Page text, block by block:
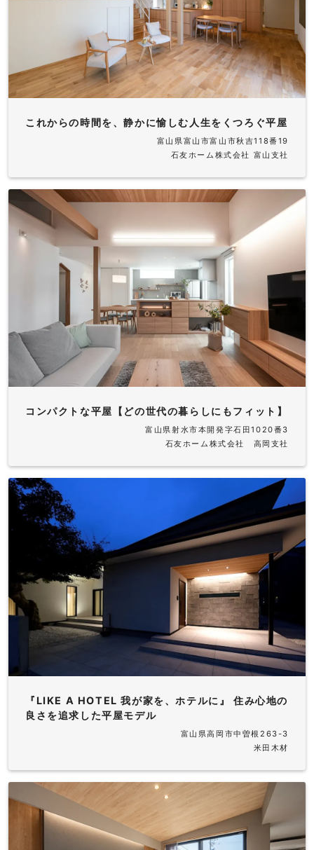
これからの時間を、静かに愉しむ人生をくつろぐ平屋
富山県富山市富山市秋吉118番19
石友ホーム株式会社 富山支社
コンパクトな平屋【どの世代の暮らしにもフィット】
富山県射水市本開発字石田1020番3
石友ホーム株式会社 高岡支社
『LIKE A HOTEL 我が家を、ホテルに』 住み心地の
良さを追求した平屋モデル
富山県高岡市中曽根263-3
米田木材